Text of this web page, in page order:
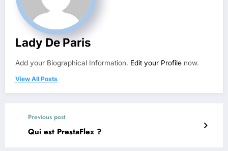
Lady De Paris
Add your Biographical Information. Edit your Profile now.
View All Posts
Previous post
Qui est PrestaFlex ?